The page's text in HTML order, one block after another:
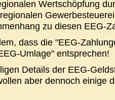
Wertschöpfung
zu diesen EEG-
dass die "EEG-
Umlage" entsprechen!
Details der EEG-
aber dennoch einige